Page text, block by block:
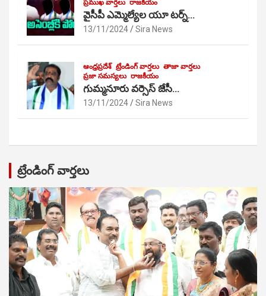
ప్రముఖ వార్తలు రాజకీయం
వైసీపీ ఎమ్మెల్యేల యూ టర్న్…
13/11/2024 Sira News
ఆంధ్రప్రదేశ్ ట్రేండింగ్ వార్తలు తాజా వార్తలు
ప్రజా సమస్యలు రాజకీయం
గుమ్మనూరు వర్సెస్ జేసీ…
13/11/2024 Sira News
ట్రేండింగ్ వార్తలు